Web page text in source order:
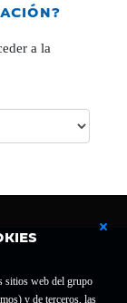
sitios web del grupo
y de terceros, las
a la